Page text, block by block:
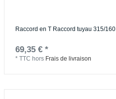
Raccord en T Raccord tuyau 315/160
69,35 € *
*TTC hors Frais de livraison